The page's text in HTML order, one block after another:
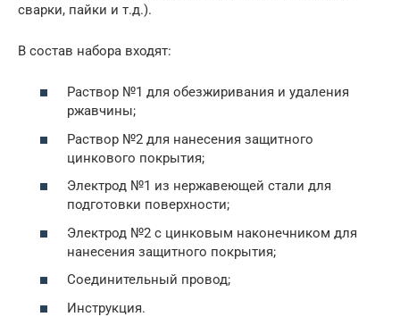
сварки, пайки и т.д.).
В состав набора входят:
Раствор №1 для обезжиривания и удаления
ржавчины;
Раствор №2 для нанесения защитного
цинкового покрытия;
Электрод №1 из нержавеющей стали для
подготовки поверхности;
Электрод №2 с цинковым наконечником для
нанесения защитного покрытия;
Соединительный провод;
Инструкция.